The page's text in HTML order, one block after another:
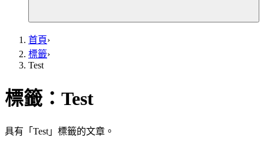
首頁›
標籤›
Test
標籤： Test
具有「Test」標籤的文章。